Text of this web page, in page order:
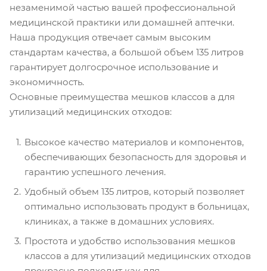
незаменимой частью вашей профессиональной
медицинской практики или домашней аптечки.
Наша продукция отвечает самым высоким
стандартам качества, а большой объем 135 литров
гарантирует долгосрочное использование и
экономичность.
Основные преимущества мешков классов а для
утилизаций медицинских отходов:
Высокое качество материалов и компонентов,
обеспечивающих безопасность для здоровья и
гарантию успешного лечения.
Удобный объем 135 литров, который позволяет
оптимально использовать продукт в больницах,
клиниках, а также в домашних условиях.
Простота и удобство использования мешков
классов а для утилизаций медицинских отходов